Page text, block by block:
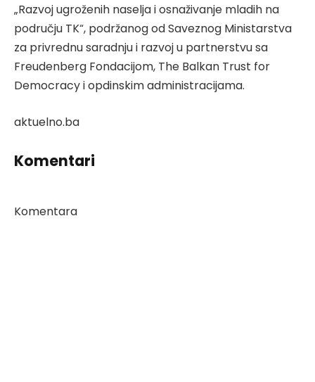
„Razvoj ugroženih naselja i osnaživanje mladih na
području TK“, podržanog od Saveznog Ministarstva
za privrednu saradnju i razvoj u partnerstvu sa
Freudenberg Fondacijom, The Balkan Trust for
Democracy i opdinskim administracijama.
aktuelno.ba
Komentari
Komentara